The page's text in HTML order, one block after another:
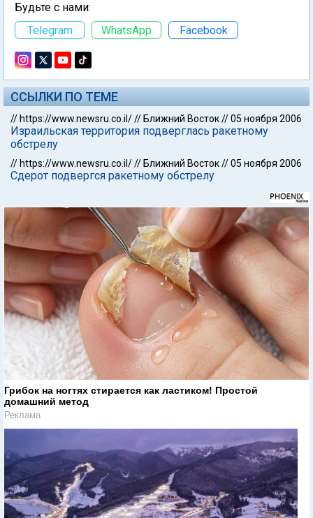
Будьте с нами:
Telegram
WhatsApp Facebook
ССЫЛКИ ПО ТЕМЕ
// https://www.newsru.co.il/// Ближний Восток//05 ноября 2006
Израильская территория подверглась ракетному
обстрелу
// https://www.newsru.co.il/// Ближний Восток//05 ноября 2006
Сдерот подвергся ракетному обстрелу
Грибок на ногтях стирается как ластиком! Простой
домашний метод
Реклама